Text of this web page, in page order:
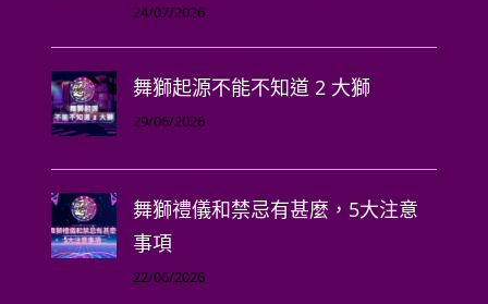
24/07/2026
舞獅起源不能不知道 2 大獅
29/06/2026
舞獅禮儀和禁忌有甚麼，5大注意
事項
22/06/2026